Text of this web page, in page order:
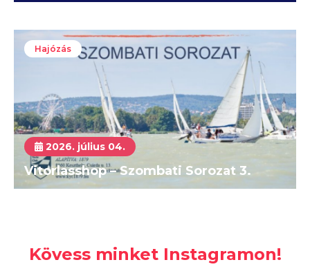
Hajózás
2026. július 04.
Vitorlasshop – Szombati Sorozat 3.
Kövess minket Instagramon!